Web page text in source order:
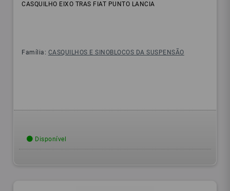
CASQUILHO EIXO TRAS FIAT PUNTO LANCIA
Família: CASQUILHOS E SINOBLOCOS DA SUSPENSÃO
Disponível